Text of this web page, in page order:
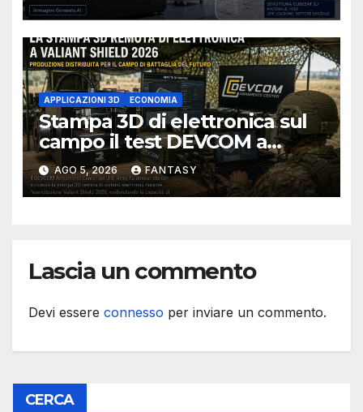
APPLICAZIONI 3D ECONOMIA
Stampa 3D di elettronica sul
campo il test DEVCOM a
Valiant Shield 2026
AGO 5, 2026 FANTASY
Lascia un commento
Devi essere connesso per inviare un commento.
CERCA